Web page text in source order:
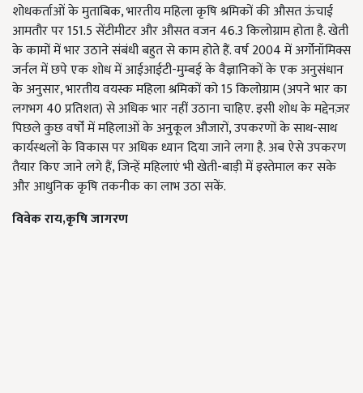
शोधकर्ताओं के मुताबिक, भारतीय महिला कृषि श्रमिकों की औसत ऊंचाई
आमतौर पर 151.5 सेंटीमीटर और औसत वजन 46.3 किलोग्राम होता है. खेती
के कामों में भार उठाने संबंधी बहुत से काम होते हैं. वर्ष 2004 में अर्गोनॉमिक्स
जर्नल में छपे एक शोध में आईआईटी-मुम्बई के वैज्ञानिकों के एक अनुसंधान
के अनुसार, भारतीय वयस्क महिला श्रमिकों को 15 किलोग्राम (अपने भार का
लगभग 40 प्रतिशत) से अधिक भार नहीं उठाना चाहिए. इसी शोध के मद्देनज़र
पिछले कुछ वर्षों में महिलाओं के अनुकूल औजारों, उपकरणों के साथ-साथ
कार्यस्थलों के विकास पर अधिक ध्यान दिया जाने लगा है. अब ऐसे उपकरण
तैयार किए जाने लगे हैं, जिन्हें महिलाएं भी खेती-बाड़ी में इस्तेमाल कर सके
और आधुनिक कृषि तकनीक का लाभ उठा सकें.
विवेक राय,कृषि जागरण